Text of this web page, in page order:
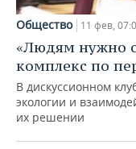
Общество 11 фев,
«Людям нужно
комплекс по
В дискуссионном
экологии и
их решении